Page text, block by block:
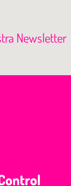
Newsletter